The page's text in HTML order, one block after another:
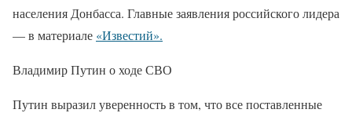
населения Донбасса. Главные заявления российского лидера
— в материале «Известий».
Владимир Путин о ходе СВО
Путин выразил уверенность в том, что все поставленные